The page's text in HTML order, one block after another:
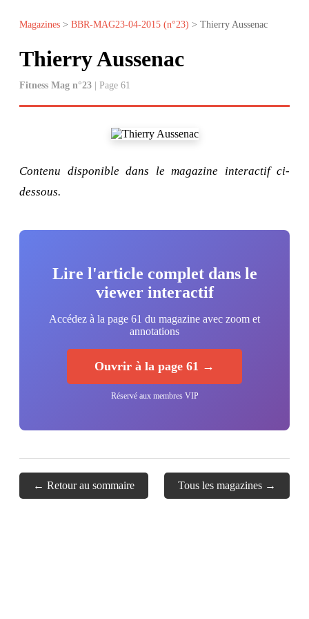
Magazines > BBR-MAG23-04-2015 (n°23) > Thierry Aussenac
Thierry Aussenac
Fitness Mag n°23 | Page 61
Contenu disponible dans le magazine interactif ci-
dessous.
Lire l'article complet dans le
viewer interactif
Accédez à la page 61 du magazine avec zoom et
annotations
Ouvrir à la page 61 →
Réservé aux membres VIP
← Retour au sommaire Tous les magazines →